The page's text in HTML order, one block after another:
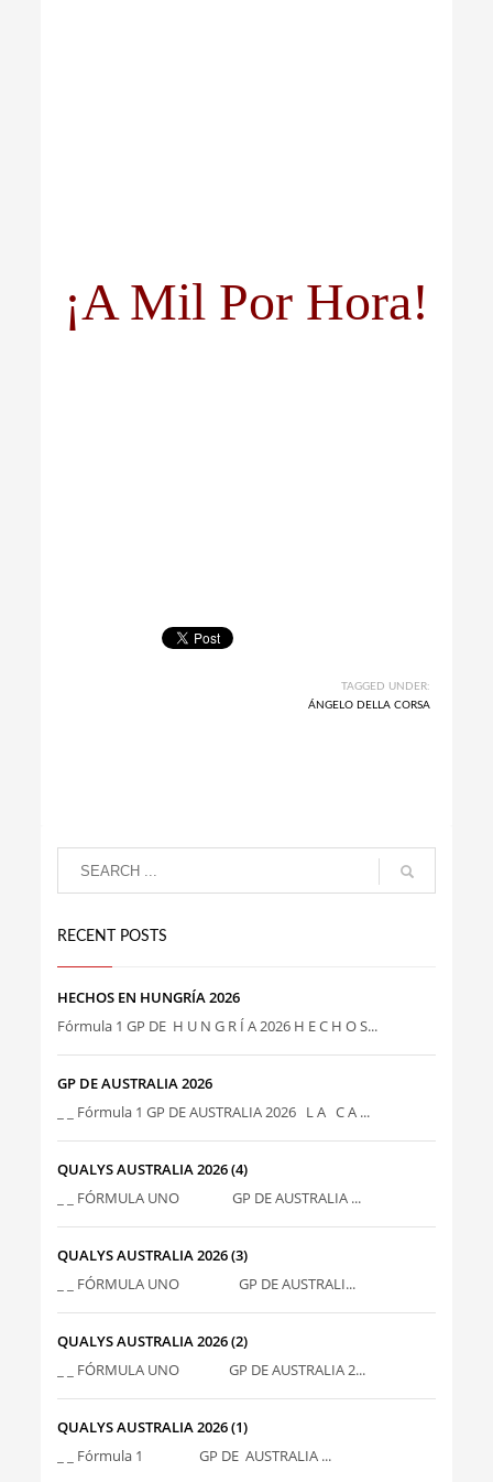
¡A Mil Por Hora!
TAGGED UNDER:
ÁNGELO DELLA CORSA
RECENT POSTS
HECHOS EN HUNGRÍA 2026
Fórmula 1 GP DE H U N G R Í A 2026 H E C H O S...
GP DE AUSTRALIA 2026
_ _ Fórmula 1 GP DE AUSTRALIA 2026 L A C A ...
QUALYS AUSTRALIA 2026 (4)
_ _ FÓRMULA UNO GP DE AUSTRALIA ...
QUALYS AUSTRALIA 2026 (3)
_ _ FÓRMULA UNO GP DE AUSTRALI...
QUALYS AUSTRALIA 2026 (2)
_ _ FÓRMULA UNO GP DE AUSTRALIA 2...
QUALYS AUSTRALIA 2026 (1)
_ _ Fórmula 1 GP DE AUSTRALIA ...